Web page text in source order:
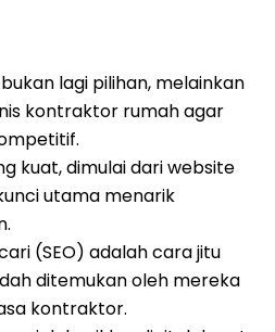
lagi pilihan, melainkan
kontraktor rumah agar
kuat, dimulai dari website
utama menarik
(SEO) adalah cara jitu
ditemukan oleh mereka
kontraktor.